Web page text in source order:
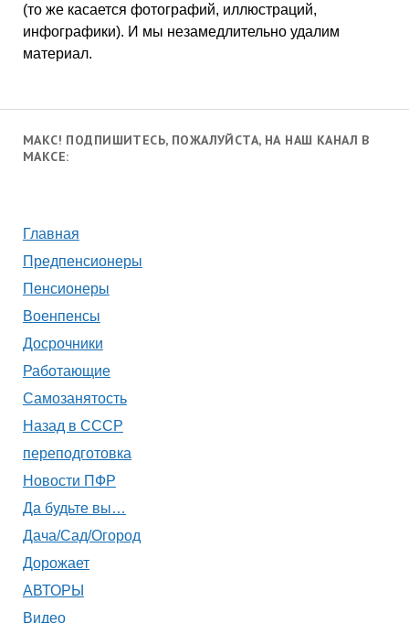
(то же касается фотографий, иллюстраций,
инфографики). И мы незамедлительно удалим
материал.
МАКС! ПОДПИШИТЕСЬ, ПОЖАЛУЙСТА, НА НАШ КАНАЛ В
МАКСЕ:
Главная
Предпенсионеры
Пенсионеры
Военпенсы
Досрочники
Работающие
Самозанятость
Назад в СССР
переподготовка
Новости ПФР
Да будьте вы…
Дача/Сад/Огород
Дорожает
АВТОРЫ
Видео